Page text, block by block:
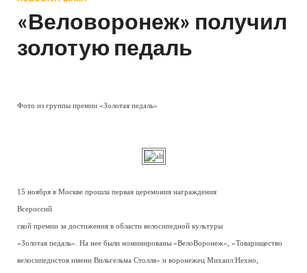
«Веловоронеж» получил
золотую педаль
Фото из группы премии «Золотая педаль»
15 ноября в Москве прошла первая церемония награждения
Всероссий
ской премии за достижения в области велосипедной культуры
«Золотая педаль». На нее были номинированы «ВелоВоронеж», «Товарищество
велосипедистов имени Вильгельма Столля» и воронежец Михаил Нехно,